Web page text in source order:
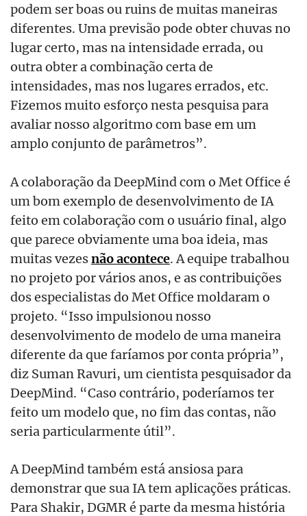
podem ser boas ou ruins de muitas maneiras
diferentes. Uma previsão pode obter chuvas no
lugar certo, mas na intensidade errada, ou
outra obter a combinação certa de
intensidades, mas nos lugares errados, etc.
Fizemos muito esforço nesta pesquisa para
avaliar nosso algoritmo com base em um
amplo conjunto de parâmetros”.
A colaboração da DeepMind com o Met Office é
um bom exemplo de desenvolvimento de IA
feito em colaboração com o usuário final, algo
que parece obviamente uma boa ideia, mas
muitas vezesnão acontece. A equipe trabalhou
no projeto por vários anos, e as contribuições
dos especialistas do Met Office moldaram o
projeto. “Isso impulsionou nosso
desenvolvimento de modelo de uma maneira
diferente da que faríamos por conta própria”,
diz Suman Ravuri, um cientista pesquisador da
DeepMind. “Caso contrário, poderíamos ter
feito um modelo que, no fim das contas, não
seria particularmente útil”.
A DeepMind também está ansiosa para
demonstrar que sua IA tem aplicações práticas.
Para Shakir, DGMR é parte da mesma história